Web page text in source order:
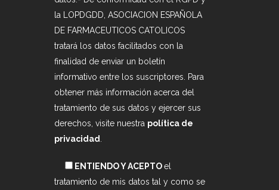
la LOPDGDD, ASOCIACION ESPAÑOLA
DE FARMACEUTICOS CATOLICOS
tratará los datos facilitados con la
finalidad de enviar un boletín
informativo entre los suscriptores. Para
obtener más información acerca del
tratamiento de sus datos y ejercer sus
derechos, visite nuestra política de
privacidad
ENTIENDO Y ACEPTOel
tratamiento de mis datos tal y como se